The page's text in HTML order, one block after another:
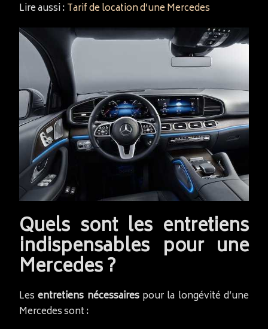
Lire aussi :Tarif de location d’une Mercedes
Quels sont les entretiens
indispensables pour une
Mercedes ?
Lesentretiens nécessairespour la longévité d’une
Mercedes sont :